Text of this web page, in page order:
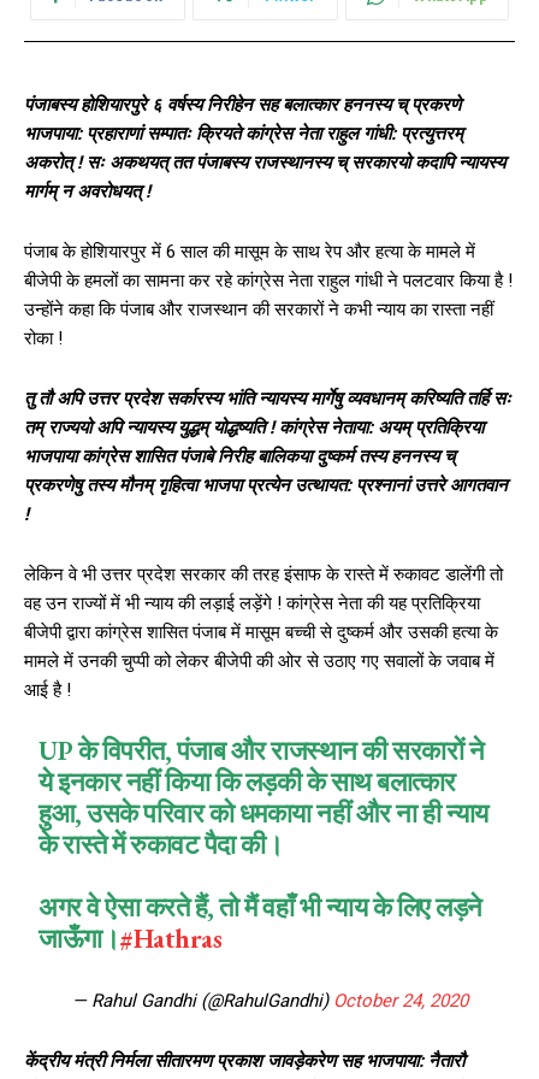
पंजाबस्य होशियारपुरे ६ वर्षस्य निरीहेन सह बलात्कार हननस्य च् प्रकरणे
भाजपाया: प्रहाराणां सम्पातः क्रियते कांग्रेस नेता राहुल गांधी: प्रत्युत्तरम्
अकरोत् ! सः अकथयत् तत पंजाबस्य राजस्थानस्य च् सरकारयो कदापि न्यायस्य
मार्गम् न अवरोधयत् !
पंजाब के होशियारपुर में 6 साल की मासूम के साथ रेप और हत्या के मामले में
बीजेपी के हमलों का सामना कर रहे कांग्रेस नेता राहुल गांधी ने पलटवार किया है !
उन्होंने कहा कि पंजाब और राजस्थान की सरकारों ने कभी न्याय का रास्‍ता नहीं
रोका !
तु तौ अपि उत्तर प्रदेश सर्कारस्य भांति न्यायस्य मार्गेषु व्यवधानम् करिष्यति तर्हि सः
तम् राज्ययो अपि न्यायस्य युद्धम् योद्धष्यति ! कांग्रेस नेताया: अयम् प्रतिक्रिया
भाजपाया कांग्रेस शासित पंजाबे निरीह बालिकया दुष्कर्म तस्य हननस्य च्
प्रकरणेषु तस्य मौनम् गृहित्वा भाजपा प्रत्येन उत्थायत: प्रश्नानां उत्तरे आगतवान
!
लेकिन वे भी उत्तर प्रदेश सरकार की तरह इंसाफ के रास्ते में रुकावट डालेंगी तो
वह उन राज्यों में भी न्याय की लड़ाई लड़ेंगे ! कांग्रेस नेता की यह प्रतिक्रिया
बीजेपी द्वारा कांग्रेस शासित पंजाब में मासूम बच्ची से दुष्‍कर्म और उसकी हत्‍या के
मामले में उनकी चुप्‍पी को लेकर बीजेपी की ओर से उठाए गए सवालों के जवाब में
आई है !
UP के विपरीत, पंजाब और राजस्थान की सरकारों ने
ये इनकार नहीं किया कि लड़की के साथ बलात्कार
हुआ, उसके परिवार को धमकाया नहीं और ना ही न्याय
के रास्ते में रुकावट पैदा की।
अगर वे ऐसा करते हैं, तो मैं वहाँ भी न्याय के लिए लड़ने
जाऊँगा।#Hathras
— Rahul Gandhi (@RahulGandhi) October 24, 2020
केंद्रीय मंत्री निर्मला सीतारमण प्रकाश जावड़ेकरेण सह भाजपाया: नैतारौ